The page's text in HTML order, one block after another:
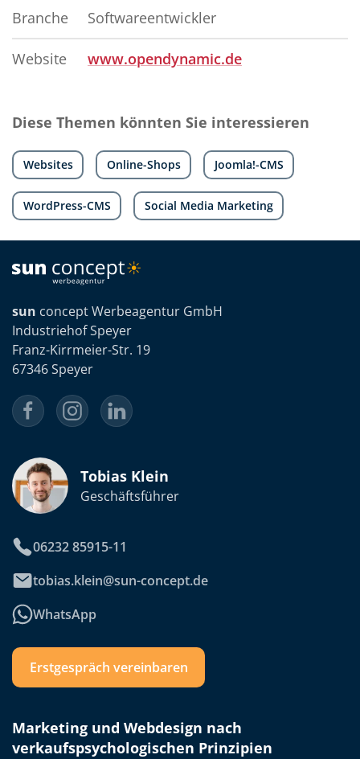
Branche Softwareentwickler
Website www.opendynamic.de
Diese Themen könnten Sie interessieren
Websites Online-Shops Joomla!-CMS
WordPress-CMS Social Media Marketing
sun concept Werbeagentur GmbH
Industriehof Speyer
Franz-Kirrmeier-Str. 19
67346 Speyer
Tobias Klein
Geschäftsführer
06232 85915-11
tobias.klein@sun-concept.de
WhatsApp
Erstgespräch vereinbaren
Marketing und Webdesign nach
verkaufspsychologischen Prinzipien